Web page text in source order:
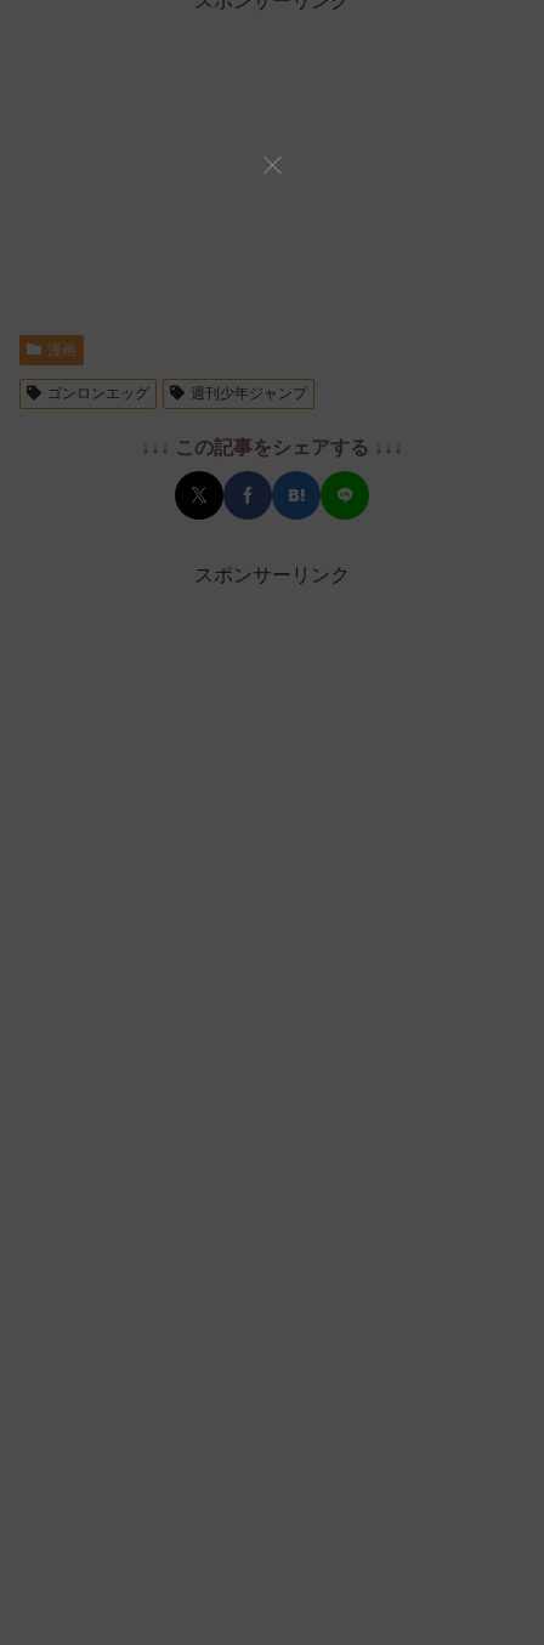
漫画
ゴンロンエッグ 週刊少年ジャンプ
↓↓↓ この記事をシェアする ↓↓↓
スポンサーリンク